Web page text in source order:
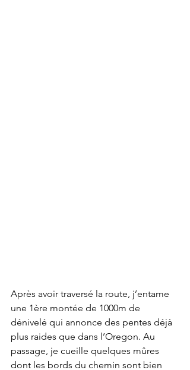
Après avoir traversé la route, j’entame
une 1ère montée de 1000m de
dénivelé qui annonce des pentes déjà
plus raides que dans l’Oregon. Au
passage, je cueille quelques mûres
dont les bords du chemin sont bien